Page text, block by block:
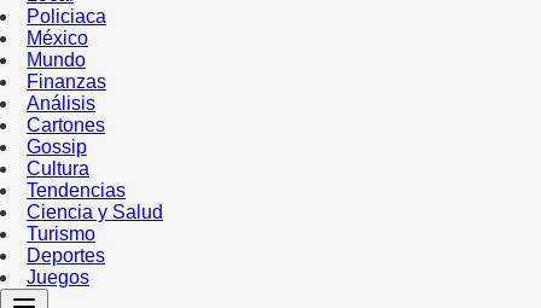
Policiaca
México
Mundo
Finanzas
Análisis
Cartones
Gossip
Cultura
Tendencias
Ciencia y Salud
Turismo
Deportes
Juegos